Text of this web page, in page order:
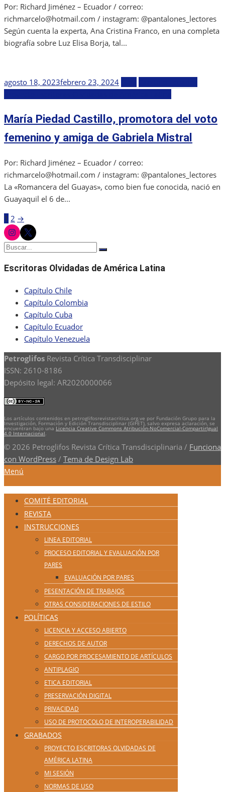
Por: Richard Jiménez – Ecuador / correo:
richmarcelo@hotmail.com / instagram: @pantalones_lectores
Según cuenta la experta, Ana Cristina Franco, en una completa
biografía sobre Luz Elisa Borja, tal...
Publicada
agosto 18, 2023febrero 23, 2024
María Piedad Castillo, promotora del voto
femenino y amiga de Gabriela Mistral
Por: Richard Jiménez – Ecuador / correo:
richmarcelo@hotmail.com / instagram: @pantalones_lectores
La «Romancera del Guayas», como bien fue conocida, nació en
Guayaquil el 6 de...
Paginación
de
1 2 →
instagram
twitter
Buscar:
Buscar
Escritoras Olvidadas de América Latina
Capítulo Chile
Capítulo Colombia
Capítulo Cuba
Capítulo Ecuador
Capítulo Venezuela
Petroglifos Revista Crítica Transdisciplinar
ISSN: 2610-8186
Depósito legal: AR2020000066
Los artículos contenidos en petroglifosrevistacritica.org.ve por Fundación Grupo para la
Investigación, Formación y Edición Transdisciplinar (GIFET), salvo expresa aclaración, se
encuentran bajo una Licencia Creative Commons Atribución-NoComercial-CompartirIgual
4.0 Internacional
© 2026 Petroglifos Revista Crítica Transdisciplinaria / Funciona
con WordPress / Tema de Design Lab
Menú
COMITÉ EDITORIAL
REVISTA
INSTRUCCIONES
LINEA EDITORIAL
PROCESO EDITORIAL Y EVALUACIÓN POR
PARES
EVALUACIÓN POR PARES
PESENTACIÓN DE TRABAJOS
OTRAS CONSIDERACIONES DE ESTILO
POLÍTICAS
LICENCIA Y ACCESO ABIERTO
DERECHOS DE AUTOR
CARGO POR PROCESAMIENTO DE ARTÍCULOS
ANTIPLAGIO
ETICA EDITORIAL
PRESERVACIÓN DIGITAL
PRIVACIDAD
USO DE PROTOCOLO DE INTEROPERABILIDAD
GRABADOS
PROYECTO ESCRITORAS OLVIDADAS DE
AMÉRICA LATINA
MI SESIÓN
NORMAS DE USO